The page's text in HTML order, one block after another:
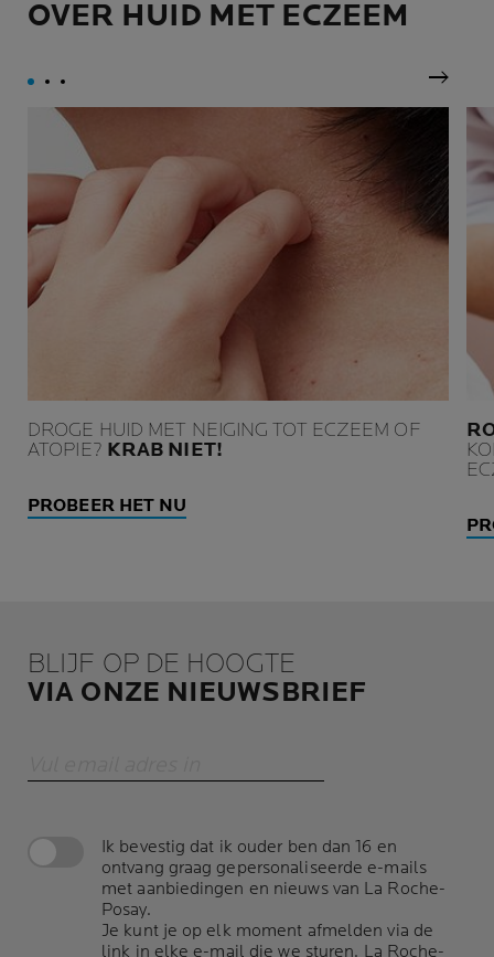
atopie, kwetsbaar of
OVER HUID MET ECZEEM
DROGE HUID MET NEIGING TOT ECZEEM OF
ATOPIE? KRAB NIET!
PROBEER HET NU
BLIJF OP DE HOOGTE
VIA ONZE NIEUWSBRIEF
Ik bevestig dat ik ouder ben dan 16 en
ontvang graag gepersonaliseerde e-mails
met aanbiedingen en nieuws van La Roche-
Posay.
Je kunt je op elk moment afmelden via de
link in elke e-mail die we sturen. La Roche-